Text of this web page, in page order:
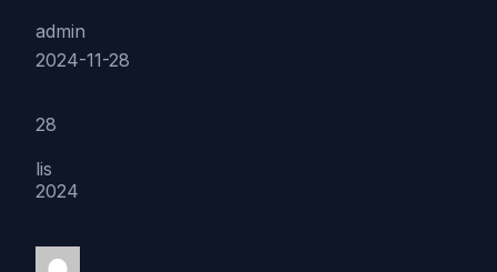
admin
2024-11-28
28
lis
2024